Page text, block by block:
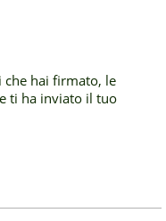
hai firmato, le
ti ha inviato il tuo